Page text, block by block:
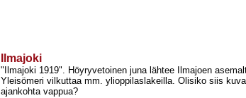
Ilmajoki
"Ilmajoki 1919". Höyryvetoinen juna lähtee Ilmajoen
Yleisömeri vilkuttaa mm. ylioppilaslakeilla. Olisiko siis
ajankohta vappua?